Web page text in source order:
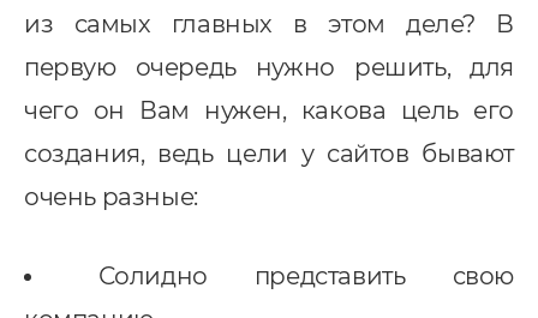
Услуги
разработка
из самых главных в этом деле? В
первую очередь нужно решить, для
чего он Вам нужен, какова цель его
создания, ведь цели у сайтов бывают
очень разные:
Солидно представить свою